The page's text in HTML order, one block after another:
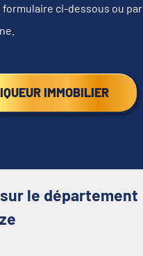
ci-dessous ou par
IMMOBILIER
le département